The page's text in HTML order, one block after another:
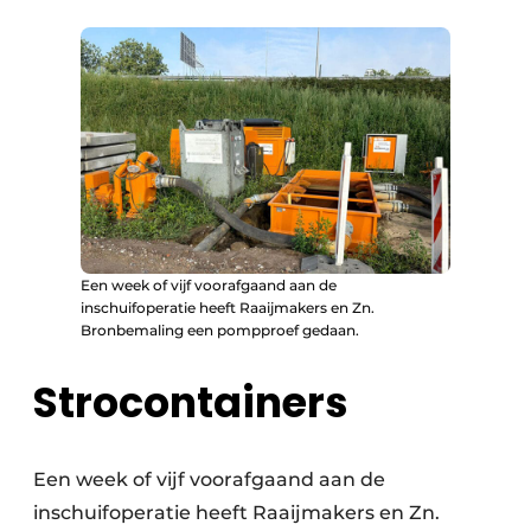
Een week of vijf voorafgaand aan de
inschuifoperatie heeft Raaijmakers en Zn.
Bronbemaling een pompproef gedaan.
Strocontainers
Een week of vijf voorafgaand aan de
inschuifoperatie heeft Raaijmakers en Zn.